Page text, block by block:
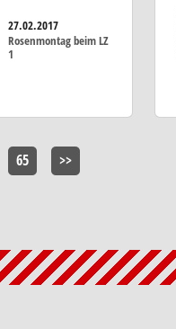
27.02.2017
Rosenmontag beim LZ
1
65 >>